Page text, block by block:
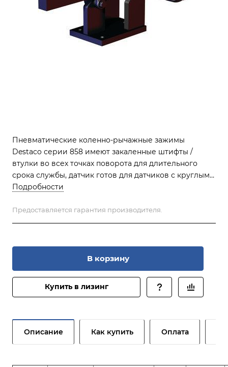
Пневматические коленно-рычажные зажимы
Destaco серии 858 имеют закаленные штифты /
втулки во всех точках поворота для длительного
срока службы, датчик готов для датчиков с круглым
или Т-образным пазом, а также имеет большой
модифицировать в соответствии с вашим
применением. Обычно эти зажимы используются для
Подробности
Предоставляется гарантия производителя.
В корзину
Купить в лизинг
Описание Как купить Оплата